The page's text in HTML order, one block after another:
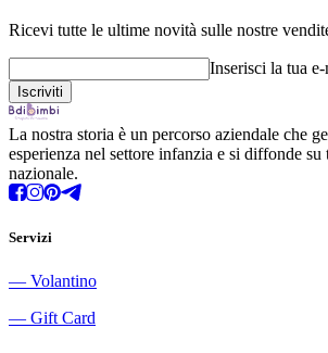
Ricevi tutte le ultime novità sulle nostre
Inserisci la tua
La nostra storia è un percorso aziendale che
esperienza nel settore infanzia e si diffonde
nazionale.
Servizi
― Volantino
― Gift Card